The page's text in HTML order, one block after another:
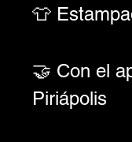
👕
🤝 Con el
Piriápolis